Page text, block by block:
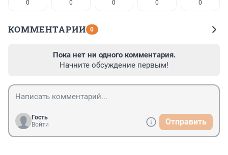
0 0 0 0 0
КОММЕНТАРИИ 0
Пока нет ни одного комментария.
Начните обсуждение первым!
Гость
Войти
Отправить